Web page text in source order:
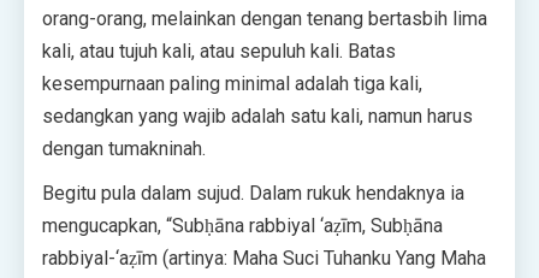
orang-orang, melainkan dengan tenang bertasbih lima
kali, atau tujuh kali, atau sepuluh kali. Batas
kesempurnaan paling minimal adalah tiga kali,
sedangkan yang wajib adalah satu kali, namun harus
dengan tumakninah.
Begitu pula dalam sujud. Dalam rukuk hendaknya ia
mengucapkan, “Subḥāna rabbiyal ‘aẓīm, Subḥāna
rabbiyal-‘aẓīm (artinya: Maha Suci Tuhanku Yang Maha